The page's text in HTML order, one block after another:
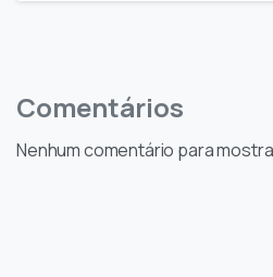
Comentários
Nenhum comentário para